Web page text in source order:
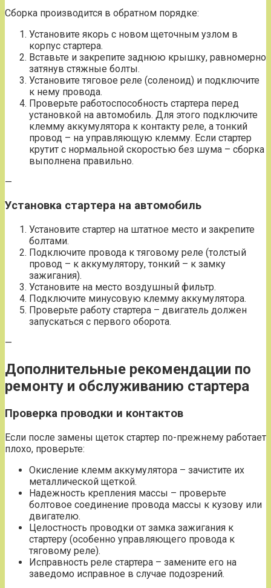
Сборка производится в обратном порядке:
Установите якорь с новом щеточным узлом в
корпус стартера.
Вставьте и закрепите заднюю крышку, равномерно
затянув стяжные болты.
Установите тяговое реле (соленоид) и подключите
к нему провода.
Проверьте работоспособность стартера перед
установкой на автомобиль. Для этого подключите
клемму аккумулятора к контакту реле, а тонкий
провод – на управляющую клемму. Если стартер
крутит с нормальной скоростью без шума – сборка
выполнена правильно.
—
Установка стартера на автомобиль
Установите стартер на штатное место и закрепите
болтами.
Подключите провода к тяговому реле (толстый
провод – к аккумулятору, тонкий – к замку
зажигания).
Установите на место воздушный фильтр.
Подключите минусовую клемму аккумулятора.
Проверьте работу стартера – двигатель должен
запускаться с первого оборота.
—
Дополнительные рекомендации по
ремонту и обслуживанию стартера
Проверка проводки и контактов
Если после замены щеток стартер по-прежнему работает
плохо, проверьте:
Окисление клемм аккумулятора – зачистите их
металлической щеткой.
Надежность крепления массы – проверьте
болтовое соединение провода массы к кузову или
двигателю.
Целостность проводки от замка зажигания к
стартеру (особенно управляющего провода к
тяговому реле).
Исправность реле стартера – замените его на
заведомо исправное в случае подозрений.